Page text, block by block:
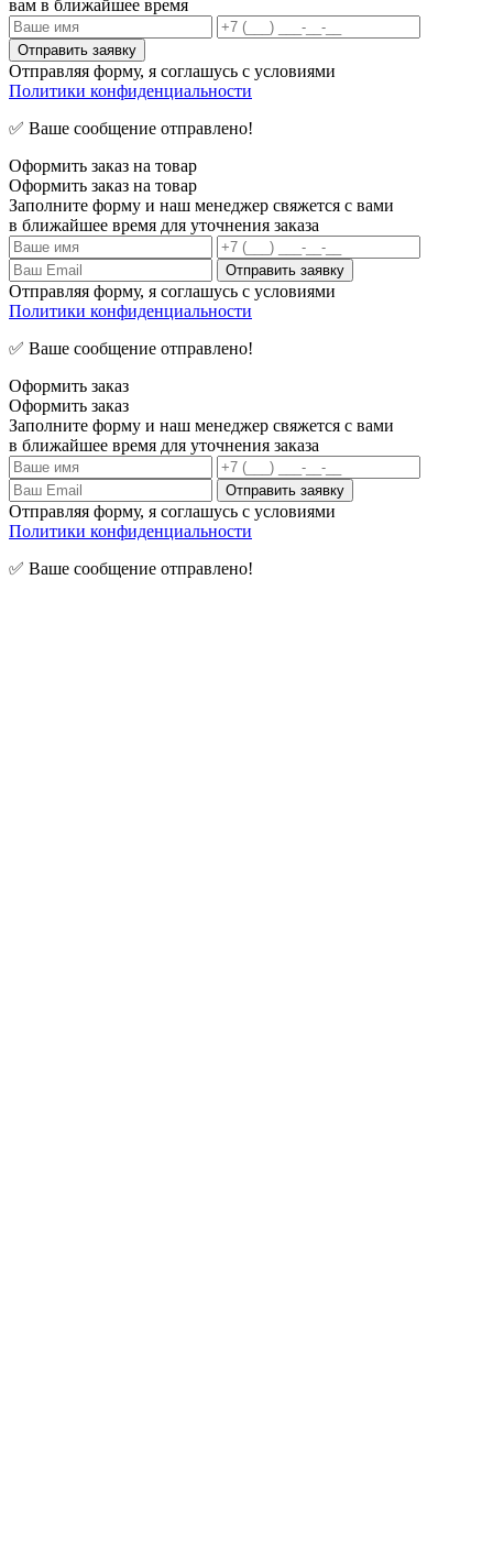
вам в ближайшее время
Отправляя форму, я соглашусь с условиями
Политики конфиденциальности
✅ Ваше сообщение отправлено!
Оформить заказ на товар
Оформить заказ на товар
Заполните форму и наш менеджер свяжется с вами
в ближайшее время для уточнения заказа
Отправляя форму, я соглашусь с условиями
Политики конфиденциальности
✅ Ваше сообщение отправлено!
Оформить заказ
Оформить заказ
Заполните форму и наш менеджер свяжется с вами
в ближайшее время для уточнения заказа
Отправляя форму, я соглашусь с условиями
Политики конфиденциальности
✅ Ваше сообщение отправлено!